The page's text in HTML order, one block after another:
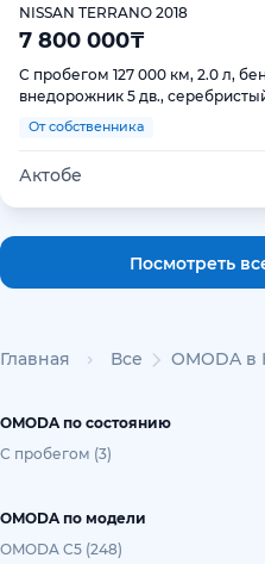
NISSAN TERRANO 2018
7 800 000₸
С пробегом 127 000 км, 2.0 л,
внедорожник 5 дв.,
От собственника
Актобе
Посмотреть
Главная Все OMODA в
OMODA по состоянию
С пробегом (3)
OMODA по модели
OMODA C5 (248)